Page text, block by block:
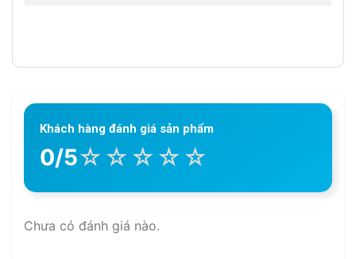
Khách hàng đánh giá sản phẩm
0/5☆ ☆ ☆ ☆ ☆
Chưa có đánh giá nào.